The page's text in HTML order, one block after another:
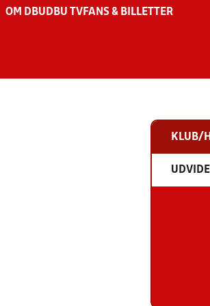
OM DBU DBU TV FANS & BILLETTER
KLUB/